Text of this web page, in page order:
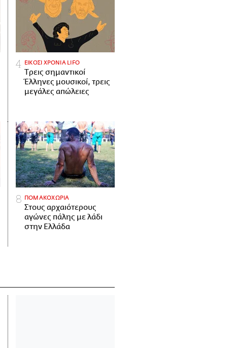
ΕΙΚΟΣΙ ΧΡΟΝΙΑ LIFO
Tρεις σημαντικοί
Έλληνες μουσικοί, τρεις
μεγάλες απώλειες
ΠΟΜΑΚΟΧΩΡΙΑ
Στους αρχαιότερους
αγώνες πάλης με λάδι
στην Ελλάδα